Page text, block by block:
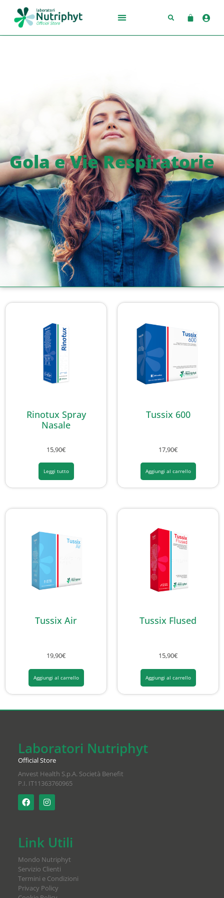
Gola e Vie Respiratorie
Rinotux Spray
Nasale
15,90€
Leggi tutto
Tussix 600
17,90€
Aggiungi al carrello
Tussix Air
19,90€
Aggiungi al carrello
Tussix Flused
15,90€
Aggiungi al carrello
Laboratori Nutriphyt
Official Store
Anvest Health S.p.A. Società Benefit
P.I. IT11363760965
Link Utili
Mondo Nutriphyt
Servizio Clienti
Termini e Condizioni
Privacy Policy